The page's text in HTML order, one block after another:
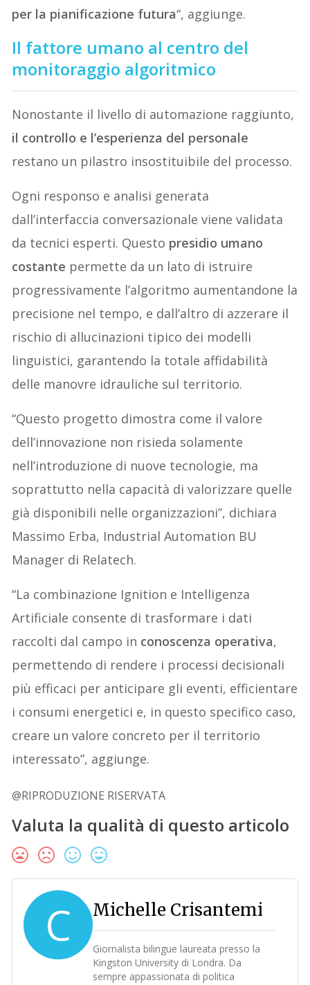
per la pianificazione futura“, aggiunge.
Il fattore umano al centro del
monitoraggio algoritmico
Nonostante il livello di automazione raggiunto,
il controllo e l’esperienza del personale
restano un pilastro insostituibile del processo.
Ogni responso e analisi generata
dall’interfaccia conversazionale viene validata
da tecnici esperti. Questo presidio umano
costante permette da un lato di istruire
progressivamente l’algoritmo aumentandone la
precisione nel tempo, e dall’altro di azzerare il
rischio di allucinazioni tipico dei modelli
linguistici, garantendo la totale affidabilità
delle manovre idrauliche sul territorio.
“Questo progetto dimostra come il valore
dell’innovazione non risieda solamente
nell’introduzione di nuove tecnologie, ma
soprattutto nella capacità di valorizzare quelle
già disponibili nelle organizzazioni”, dichiara
Massimo Erba, Industrial Automation BU
Manager di Relatech.
“La combinazione Ignition e Intelligenza
Artificiale consente di trasformare i dati
raccolti dal campo in conoscenza operativa,
permettendo di rendere i processi decisionali
più efficaci per anticipare gli eventi, efficientare
i consumi energetici e, in questo specifico caso,
creare un valore concreto per il territorio
interessato”, aggiunge.
@RIPRODUZIONE RISERVATA
Valuta la qualità di questo articolo
C Michelle Crisantemi
Giornalista bilingue laureata presso la
Kingston University di Londra. Da
sempre appassionata di politica